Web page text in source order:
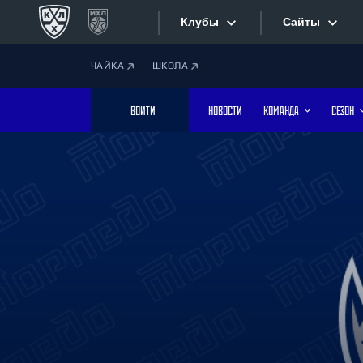
Клубы
Дивизион Боброва
Лада
Сайты
Фотобанк
ЧАЙКА ШКОЛА
ВОЙТИ НОВОСТИ КОМАНДА СЕЗОН